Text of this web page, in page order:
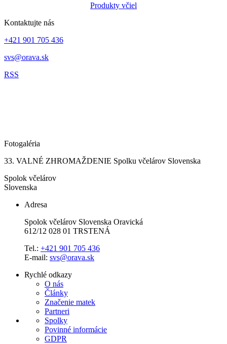
Produkty včiel
Kontaktujte nás
+421 901 705 436
svs@orava.sk
RSS
Fotogaléria
33. VALNÉ ZHROMAŽDENIE Spolku včelárov Slovenska
Spolok včelárov
Slovenska
Adresa
Spolok včelárov Slovenska Oravická
612/12 028 01 TRSTENÁ
Tel.: +421 901 705 436
E-mail: svs@orava.sk
Rychlé odkazy
O nás
Články
Značenie matek
Partneri
Spolky
Povinné informácie
GDPR